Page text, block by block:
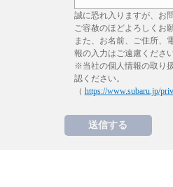
誠に恐れ入りますが、お
ご容赦のほどよろしくお
また、お名前、ご住所、
報の入力はご遠慮ください
※当社の個人情報の取り
認ください。
（ https://www.subaru.jp/